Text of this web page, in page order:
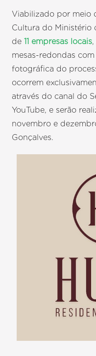
Viabilizado por meio
Cultura do Ministério
de11 empresas locais
mesas-redondas
fotográfica do
ocorrem
através do canal do
YouTube, e serão
novembro e
Gonçalves.